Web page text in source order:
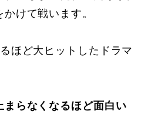
けて戦います。
ほど大ヒットしたドラマ
まらなくなるほど面白い